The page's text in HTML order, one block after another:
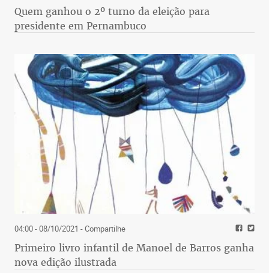
Quem ganhou o 2º turno da eleição para
presidente em Pernambuco
04:00 - 08/10/2021 - Compartilhe
Primeiro livro infantil de Manoel de Barros ganha
nova edição ilustrada